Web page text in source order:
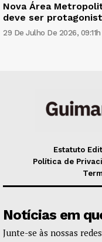
Nova Área
deve ser
29 De Julho De 2026, 09:11h
Estatuto
Política de
Notícias em
Junte-se às nossas